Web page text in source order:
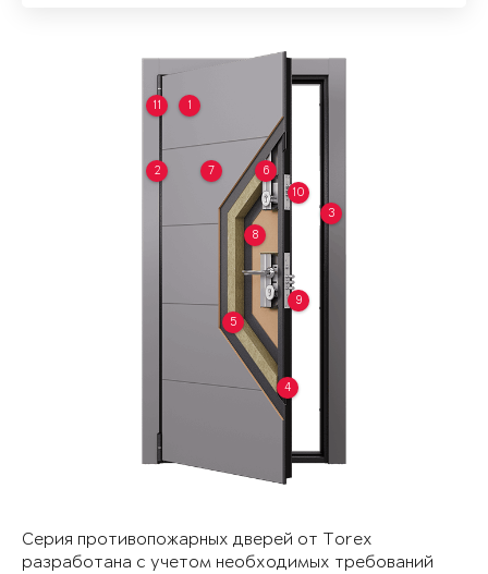
1
2
3
4
5
6
7
8
9
10
11
Серия противопожарных дверей от Torex
разработана с учетом необходимых требований